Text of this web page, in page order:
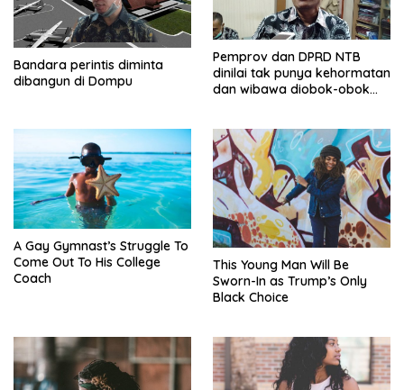
Bandara perintis diminta
dibangun di Dompu
Pemprov dan DPRD NTB
dinilai tak punya kehormatan
dan wibawa diobok-obok
A Gay Gymnast’s Struggle To
Come Out To His College
Coach
This Young Man Will Be
Sworn-In as Trump’s Only
Black Choice